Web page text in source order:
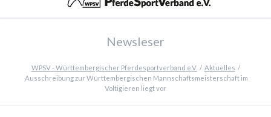
Newsleser
WPSV - Württembergischer Pferdesportverband e.V.
Aktuelles
Ausschreibung zur Württembergischen Mannschaftsmeisterschaft im
Voltigieren liegt vor